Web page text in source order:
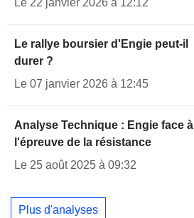
Le 22 janvier 2026 à 12:12
Le rallye boursier d'Engie peut-il
durer ?
Le 07 janvier 2026 à 12:45
Analyse Technique : Engie face à
l'épreuve de la résistance
Le 25 août 2025 à 09:32
Plus d'analyses